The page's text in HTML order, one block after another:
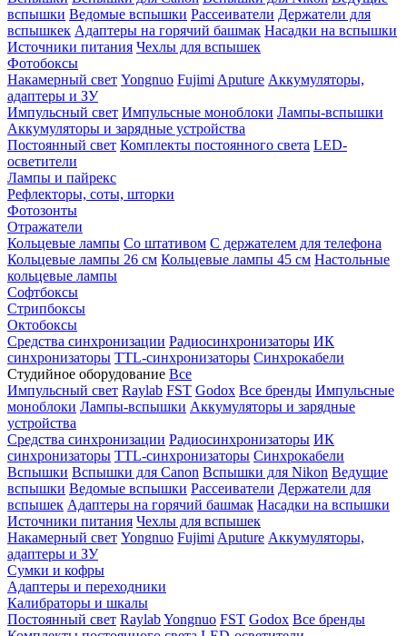
вспышки Ведомые вспышки Рассеиватели Держатели для
вспышкек Адаптеры на горячий башмак Насадки на вспышки
Источники питания Чехлы для вспышек
Фотобоксы
Накамерный свет Yongnuo Fujimi Aputure Аккумуляторы,
адаптеры и ЗУ
Импульсный свет Импульсные моноблоки Лампы-вспышки
Аккумуляторы и зарядные устройства
Постоянный свет Комплекты постоянного света LED-
осветители
Лампы и пайрекс
Рефлекторы, соты, шторки
Фотозонты
Отражатели
Кольцевые лампы Со штативом С держателем для телефона
Кольцевые лампы 26 см Кольцевые лампы 45 см Настольные
кольцевые лампы
Софтбоксы
Стрипбоксы
Октобоксы
Средства синхронизации Радиосинхронизаторы ИК
синхронизаторы TTL-синхронизаторы Синхрокабели
Студийное оборудование Все
Импульсный свет Raylab FST Godox Все бренды Импульсные
моноблоки Лампы-вспышки Аккумуляторы и зарядные
устройства
Средства синхронизации Радиосинхронизаторы ИК
синхронизаторы TTL-синхронизаторы Синхрокабели
Вспышки Вспышки для Canon Вспышки для Nikon Ведущие
вспышки Ведомые вспышки Рассеиватели Держатели для
вспышек Адаптеры на горячий башмак Насадки на вспышки
Источники питания Чехлы для вспышек
Накамерный свет Yongnuo Fujimi Aputure Аккумуляторы,
адаптеры и ЗУ
Сумки и кофры
Адаптеры и переходники
Калибраторы и шкалы
Постоянный свет RaylabYongnuo FST Godox Все бренды